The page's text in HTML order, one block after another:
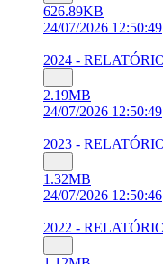
626.89KB
24/07/2026 12:50:49
2024 -
2.19MB
24/07/2026 12:50:49
2023 -
1.32MB
24/07/2026 12:50:46
2022 -